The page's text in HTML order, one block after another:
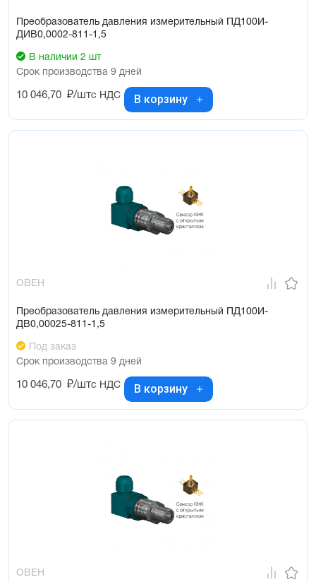
Преобразователь давления измерительный ПД100И-
ДИВ0,0002-811-1,5
В наличии 2 шт
Срок производства 9 дней
10 046,70 ₽/штс НДС В корзину
ОВЕН
Преобразователь давления измерительный ПД100И-
ДВ0,00025-811-1,5
Под заказ
Срок производства 9 дней
10 046,70 ₽/штс НДС В корзину
ОВЕН